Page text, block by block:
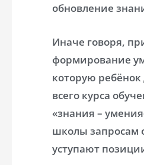
обновление
Иначе говоря,
формирование
которую
всего курса
«знания –
школы запросам
уступают